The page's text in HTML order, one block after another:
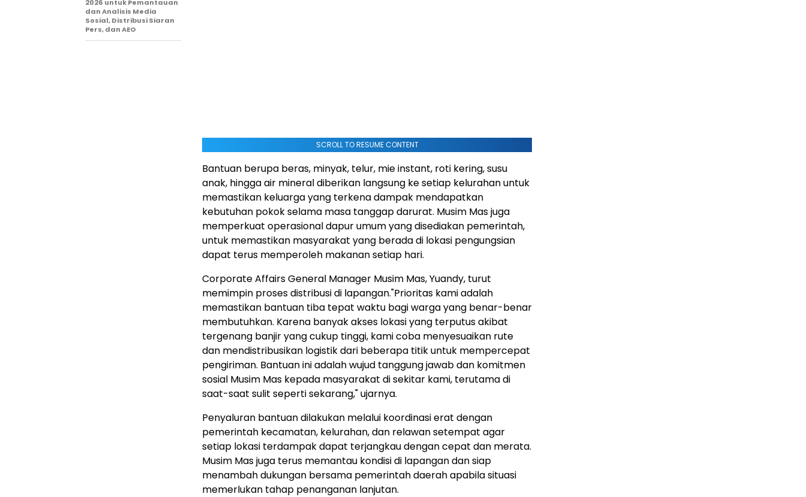
SCROLL TO RESUME CONTENT
Bantuan berupa beras, minyak, telur, mie instant, roti kering, susu
anak, hingga air mineral diberikan langsung ke setiap kelurahan untuk
memastikan keluarga yang terkena dampak mendapatkan
kebutuhan pokok selama masa tanggap darurat. Musim Mas juga
memperkuat operasional dapur umum yang disediakan pemerintah,
untuk memastikan masyarakat yang berada di lokasi pengungsian
dapat terus memperoleh makanan setiap hari.
Corporate Affairs General Manager Musim Mas, Yuandy, turut
memimpin proses distribusi di lapangan."Prioritas kami adalah
memastikan bantuan tiba tepat waktu bagi warga yang benar-benar
membutuhkan. Karena banyak akses lokasi yang terputus akibat
tergenang banjir yang cukup tinggi, kami coba menyesuaikan rute
dan mendistribusikan logistik dari beberapa titik untuk mempercepat
pengiriman. Bantuan ini adalah wujud tanggung jawab dan komitmen
sosial Musim Mas kepada masyarakat di sekitar kami, terutama di
saat-saat sulit seperti sekarang," ujarnya.
Penyaluran bantuan dilakukan melalui koordinasi erat dengan
pemerintah kecamatan, kelurahan, dan relawan setempat agar
setiap lokasi terdampak dapat terjangkau dengan cepat dan merata.
Musim Mas juga terus memantau kondisi di lapangan dan siap
menambah dukungan bersama pemerintah daerah apabila situasi
memerlukan tahap penanganan lanjutan.
2026 untuk Pemantauan
dan Analisis Media
Sosial, Distribusi Siaran
Pers, dan AEO